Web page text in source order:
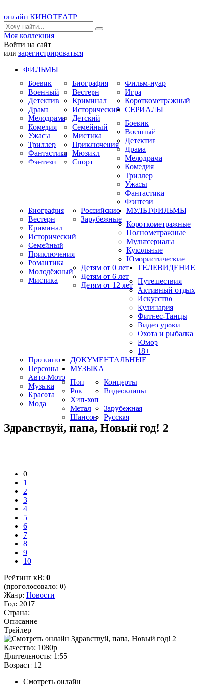
онлайн КИНОТЕАТР
Моя коллекция
Войти на сайт
или зарегистрироваться
ФИЛЬМЫ
Боевик
Военный
Детектив
Драма
Мелодрама
Комедия
Ужасы
Триллер
Фантастика
Фэнтези
Биография
Вестерн
Криминал
Исторический
Детский
Семейный
Мистика
Приключения
Мюзикл
Спорт
Фильм-нуар
Игра
Короткометражный
СЕРИАЛЫ
Боевик
Военный
Детектив
Драма
Мелодрама
Комедия
Триллер
Ужасы
Фантастика
Фэнтези
Биография
Вестерн
Криминал
Исторический
Семейный
Приключения
Романтика
Молодёжный
Мистика
Российские
Зарубежные
МУЛЬТФИЛЬМЫ
Короткометражные
Полнометражные
Мультсериалы
Кукольные
Юмористические
Детям от 0 лет
Детям от 6 лет
Детям от 12 лет
ТЕЛЕВИДЕНИЕ
Путешествия
Активный отдых
Искусство
Кулинария
Фитнес-Танцы
Видео уроки
Охота и рыбалка
Юмор
18+
Про кино
Персоны
Авто-Мото
Музыка
Красота
Мода
ДОКУМЕНТАЛЬНЫЕ
МУЗЫКА
Поп
Рок
Хип-хоп
Метал
Шансон
Концерты
Видеоклипы
Зарубежная
Русская
Здравствуй, папа, Новый год! 2
0
1
2
3
4
5
6
7
8
9
10
Рейтинг кВ: 0
(проголосовало: 0)
Жанр: Новости
Год: 2017
Страна:
Описание
Трейлер
Качество: 1080p
Длительность: 1:55
Возраст: 12+
Смотреть онлайн